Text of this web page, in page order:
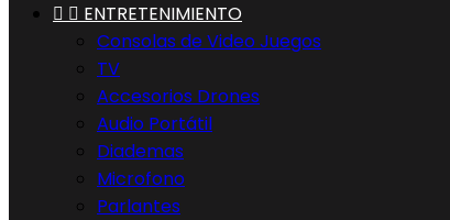
  ENTRETENIMIENTO
Consolas de Video Juegos
TV
Accesorios Drones
Audio Portátil
Diademas
Microfono
Parlantes